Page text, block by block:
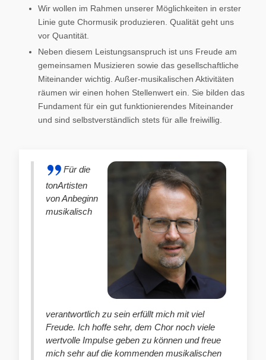
Wir wollen im Rahmen unserer Möglichkeiten in erster
Linie gute Chormusik produzieren. Qualität geht uns
vor Quantität.
Neben diesem Leistungsanspruch ist uns Freude am
gemeinsamen Musizieren sowie das gesellschaftliche
Miteinander wichtig. Außer-musikalischen Aktivitäten
räumen wir einen hohen Stellenwert ein. Sie bilden das
Fundament für ein gut funktionierendes Miteinander
und sind selbstverständlich stets für alle freiwillig.
Für die
tonArtisten
von Anbeginn
musikalisch
verantwortlich zu sein erfüllt mich mit viel
Freude. Ich hoffe sehr, dem Chor noch viele
wertvolle Impulse geben zu können und freue
mich sehr auf die kommenden musikalischen